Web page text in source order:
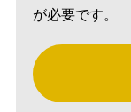
が必要です。